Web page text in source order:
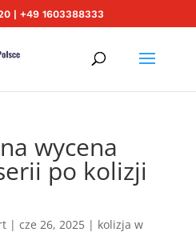
| +49 1603388333
wycena
po kolizji
| cze 26, 2025| kolizja w